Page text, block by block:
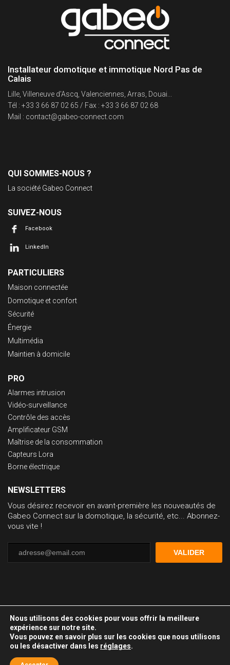
Installateur domotique et immotique Nord Pas de
Calais
Lille, Villeneuve d'Ascq, Valenciennes, Arras, Douai...
Tél : +33 3 66 87 02 65 / Fax : +33 3 66 87 02 68
Mail : contact@gabeo-connect.com
QUI SOMMES-NOUS ?
La société Gabeo Connect
SUIVEZ-NOUS
Facebook
LinkedIn
PARTICULIERS
Maison connectée
Domotique et confort
Sécurité
Énergie
Multimédia
Maintien à domicile
PRO
Alarmes intrusion
Vidéo-surveillance
Contrôle des accès
Amplificateur GSM
Maîtrise de la consommation
Capteurs Lora
Borne électrique
NEWSLETTERS
Vous désirez recevoir en avant-première les nouveautés de
Gabeo Connect sur la domotique, la sécurité, etc... Abonnez-
vous vite !
VALIDER
©Gabeo Connect 2019 - Tous droits réservés -Mentions légales
Politiques de confidentialité
- Conception et réalisation :
Graphiste
en baskets
Nous utilisons des cookies pour vous offrir la meilleure
expérience sur notre site.
Vous pouvez en savoir plus sur les cookies que nous utilisons
ou les désactiver dans les réglages.